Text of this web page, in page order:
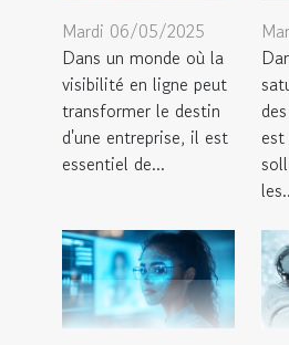
Mardi 06/05/2025
Dans un monde où la
visibilité en ligne peut
transformer le destin
d'une entreprise, il est
essentiel de...